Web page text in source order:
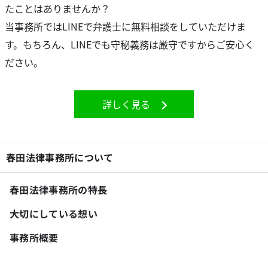
たことはありませんか？
当事務所ではLINEで弁護士に無料相談をしていただけま
す。もちろん、LINEでも守秘義務は厳守ですからご安心く
ださい。
詳しく見る
春田法律事務所について
春田法律事務所の特長
大切にしている想い
事務所概要